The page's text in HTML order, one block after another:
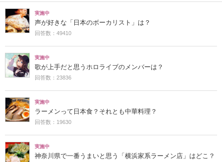
実施中
声が好きな「日本のボーカリスト」は？
回答数：49410
実施中
歌が上手だと思うホロライブのメンバーは？
回答数：23836
実施中
ラーメンって日本食？それとも中華料理？
回答数：19630
実施中
神奈川県で一番うまいと思う「横浜家系ラーメン店」はどこ？